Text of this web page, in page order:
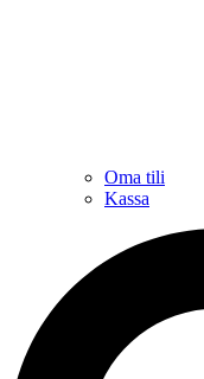
Oma tili
Kassa